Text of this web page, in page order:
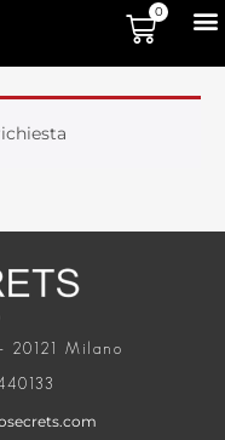
0
20121 Milano